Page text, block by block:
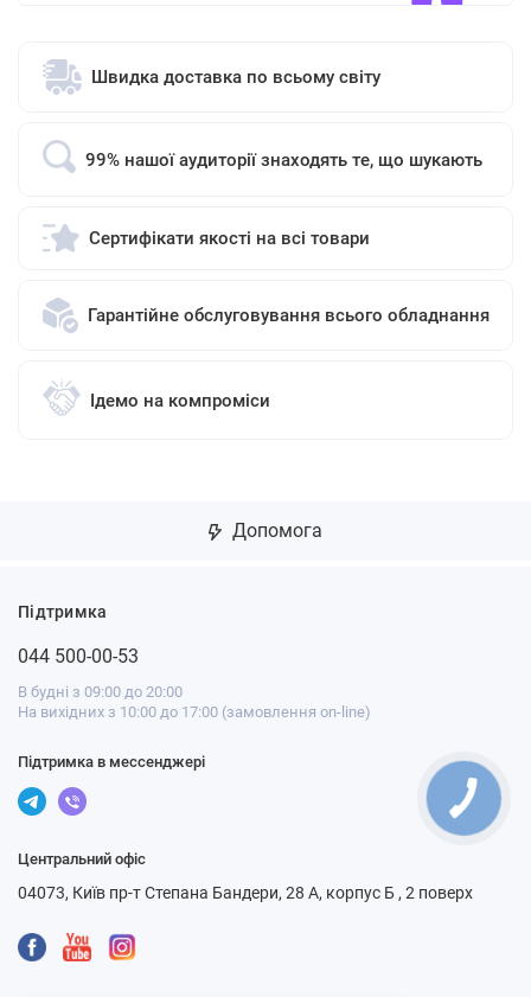
Швидка доставка по всьому світу
99% нашої аудиторії знаходять те, що шукають
Сертифікати якості на всі товари
Гарантійне обслуговування всього обладнання
Ідемо на компроміси
Допомога
Підтримка
044 500-00-53
В будні з 09:00 до 20:00
На вихідних з 10:00 до 17:00 (замовлення on-line)
Підтримка в мессенджері
Центральний офіс
04073, Київ пр-т Степана Бандери, 28 А, корпус Б , 2 поверх